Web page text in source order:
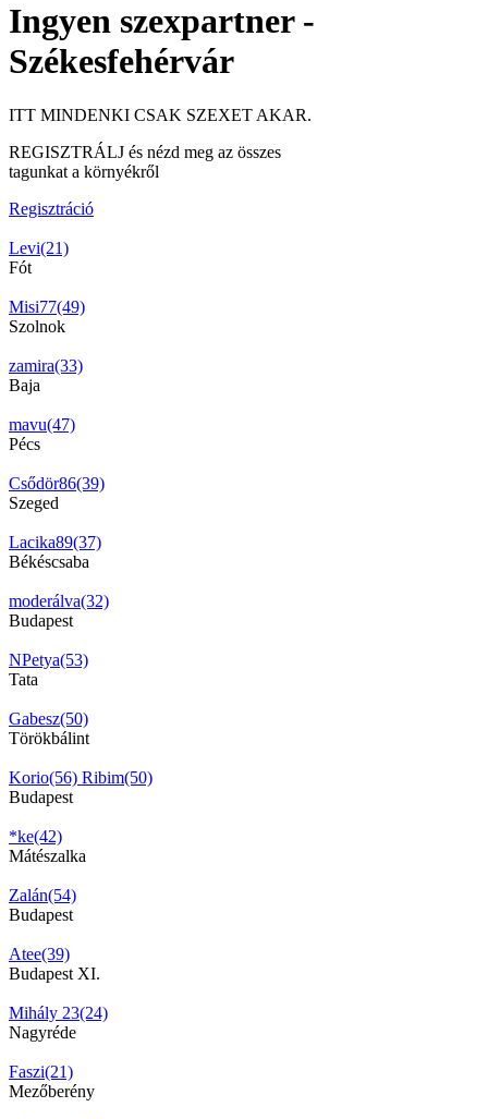
Ingyen szexpartner -
Székesfehérvár
ITT MINDENKI CSAK SZEXET AKAR.
REGISZTRÁLJ és nézd meg az összes
tagunkat a környékről
Regisztráció
Levi(21)
Fót
Misi77(49)
Szolnok
zamira(33)
Baja
mavu(47)
Pécs
Csődör86(39)
Szeged
Lacika89(37)
Békéscsaba
moderálva(32)
Budapest
NPetya(53)
Tata
Gabesz(50)
Törökbálint
Korio(56) Ribim(50)
Budapest
*ke(42)
Mátészalka
Zalán(54)
Budapest
Atee(39)
Budapest XI.
Mihály 23(24)
Nagyréde
Faszi(21)
Mezőberény